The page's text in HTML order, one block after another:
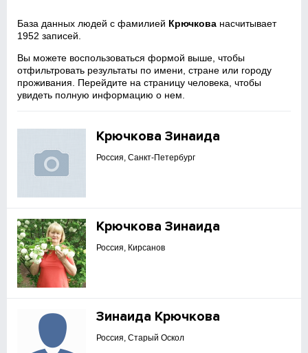
База данных людей с фамилией Крючкова насчитывает
1952 записей.
Вы можете воспользоваться формой выше, чтобы
отфильтровать результаты по имени, стране или городу
проживания. Перейдите на страницу человека, чтобы
увидеть полную информацию о нем.
Крючкова Зинаида
Россия, Санкт-Петербург
Крючкова Зинаида
Россия, Кирсанов
Зинаида Крючкова
Россия, Старый Оскол